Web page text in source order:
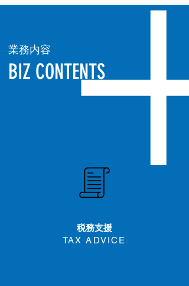
業務内容
BIZ CONTENTS
税務支援
TAX ADVICE